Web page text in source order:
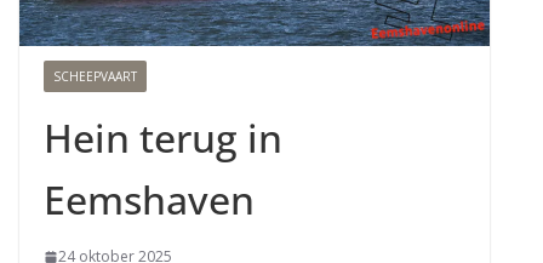
SCHEEPVAART
Hein terug in
Eemshaven
24 oktober 2025